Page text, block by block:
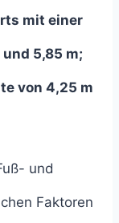
mit einer
5,85 m;
von 4,25 m
und
Faktoren